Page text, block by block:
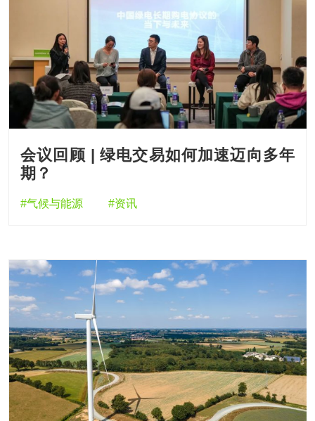
会议回顾 | 绿电交易如何加速迈向多年
期？
#气候与能源 #资讯